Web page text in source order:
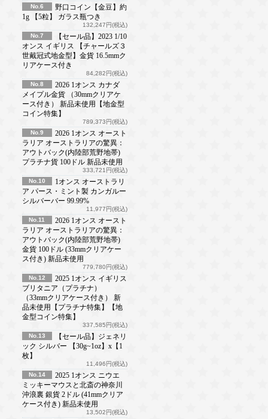
No.6
野口コイン【金豆】約
1g 【5粒】 ガラス瓶つき
132,247円(税込)
No.7
【セール品】2023 1/10
オンス イギリス 【チャールズ３
世戴冠式地金型】金貨 16.5mmク
リアケース付き
84,282円(税込)
No.8
2026 1オンス カナダ
メイプル金貨 （30mmクリアケ
ース付き） 新品未使用【地金型
コイン特集】
789,373円(税込)
No.9
2026 1オンス オースト
ラリア オーストラリアの驚異：
アウトバック(内陸部荒野地帯)
プラチナ貨 100ドル 新品未使用
333,721円(税込)
No.10
1オンス オーストラリ
ア パース・ミント製 カンガルー
シルバーバー 99.99%
11,977円(税込)
No.11
2026 1オンス オースト
ラリア オーストラリアの驚異：
アウトバック(内陸部荒野地帯)
金貨 100ドル (33mmクリアケー
ス付き) 新品未使用
779,780円(税込)
No.12
2025 1オンス イギリス
ブリタニア（プラチナ）
（33mmクリアケース付き） 新
品未使用【プラチナ特集】【地
金型コイン特集】
337,585円(税込)
No.13
【セール品】ジェネリ
ック シルバー 【30g~1oz】x【1
枚】
11,496円(税込)
No.14
2025 1オンス ニウエ
ミッキーマウスと北斎の神奈川
沖浪裏 銀貨 2ドル (41mmクリア
ケース付き) 新品未使用
13,502円(税込)